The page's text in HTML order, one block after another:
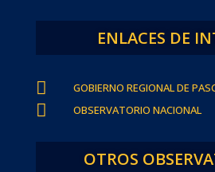
ENLACES DE
 GOBIERNO REGIONAL DE
 OBSERVATORIO NACIONAL
OTROS